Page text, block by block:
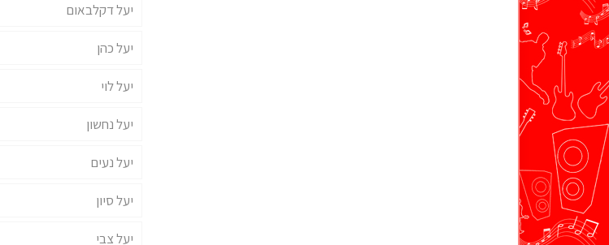
יעל דקלבאום
יעל כהן
יעל לוי
יעל נחשון
יעל נעים
יעל סיון
יעל צבי